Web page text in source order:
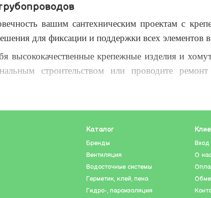
вашим сантехническим проектам с
для фиксации и поддержки всех элементов
высококачественные крепежные изделия и
строительством или проводите
в долгий ящик. Покупайте с уверенностью
Каталог
Бренды
Вентиляция
Водосточные системы
Герметик, клей, пена
Гидро-, пароизоляция
Вход
О